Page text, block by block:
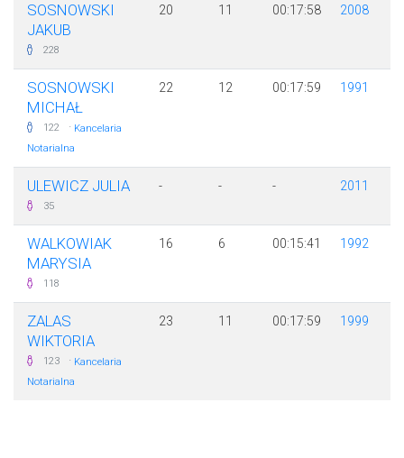
SOSNOWSKI
JAKUB
228
20 11 00:17:58 2008
SOSNOWSKI
MICHAŁ
122 · Kancelaria
Notarialna
22 12 00:17:59 1991
ULEWICZ JULIA
35
- - - 2011
WALKOWIAK
MARYSIA
118
16 6 00:15:41 1992
ZALAS
WIKTORIA
123 · Kancelaria
Notarialna
23 11 00:17:59 1999